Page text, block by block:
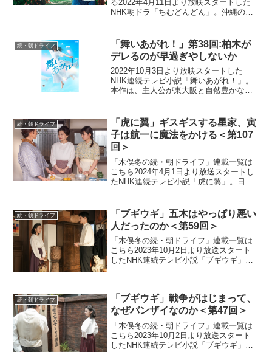
る2022年4月11日より放映スタートした
NHK朝ドラ「ちむどんどん」。沖縄の本
夢をかける主人公と支え合う兄妹たちの
絆を描くストーリ...
続・朝ドライフ
「舞いあがれ！」第38回:柏木が
デレるのが早過ぎやしないか
2022年10月3日より放映スタートした
NHK連続テレビ小説「舞いあがれ！」。
本作は、主人公が東大阪と自然豊かな長
折と再生のストーリー。ものづくりの
町・東大阪で生まれ育...
続・朝ドライフ
「虎に翼」ギスギスする星家、寅
子は航一に魔法をかける＜第107
回＞
「木俣冬の続・朝ドライフ」連載一覧は
こちら2024年4月1日より放送スタートし
たNHK連続テレビ小説「虎に翼」。日本
く本作。困難な時代に生まれながらも仲
間たちと切磋琢磨...
続・朝ドライフ
「ブギウギ」五木はやっぱり悪い
人だったのか＜第59回＞
「木俣冬の続・朝ドライフ」連載一覧は
こちら2023年10月2日より放送スタート
したNHK連続テレビ小説「ブギウギ」。
本作。歌って踊る...
続・朝ドライフ
「ブギウギ」戦争がはじまって、
なぜバンザイなのか＜第47回＞
「木俣冬の続・朝ドライフ」連載一覧は
こちら2023年10月2日より放送スタート
したNHK連続テレビ小説「ブギウギ」。